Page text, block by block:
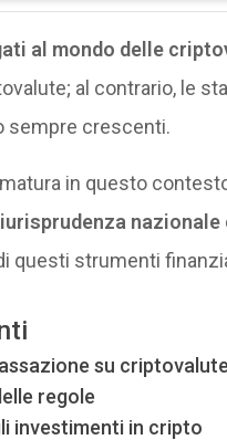
al mondo delle
al contrario, le
sempre crescenti.
in questo
questi strumenti
su criptovalute
regole
investimenti in cripto